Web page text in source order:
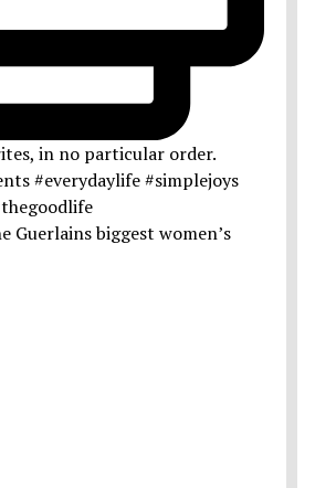
Guerlains biggest women’s